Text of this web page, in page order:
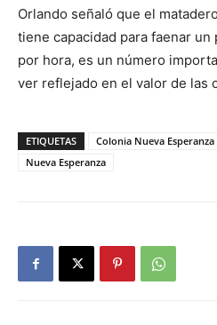
Orlando señaló que el
tiene capacidad para faenar un
por hora, es un número
ver reflejado en el valor de las
ETIQUETAS Colonia Nueva Esperanza
Nueva Esperanza